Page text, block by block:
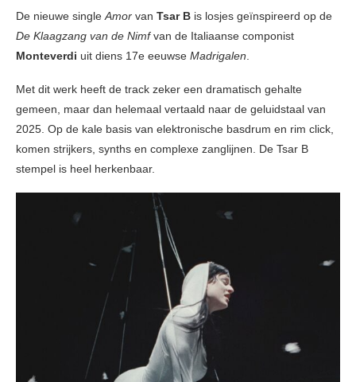
De nieuwe singleAmor van Tsar B is losjes geïnspireerd op de
De Klaagzang van de Nimfvan de Italiaanse componist
Monteverdi uit diens 17e eeuwse Madrigalen.
Met dit werk heeft de track zeker een dramatisch gehalte
gemeen, maar dan helemaal vertaald naar de geluidstaal van
2025. Op de kale basis van elektronische basdrum en rim click,
komen strijkers, synths en complexe zanglijnen. De Tsar B
stempel is heel herkenbaar.